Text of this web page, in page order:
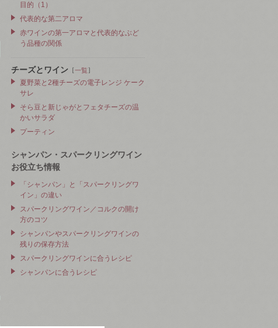
目的（1）
代表的な第二アロマ
赤ワインの第一アロマと代表的なぶど
う品種の関係
チーズとワイン ［一覧］
夏野菜と2種チーズの電子レンジ ケーク
サレ
そら豆と新じゃがとフェタチーズの温
かいサラダ
プーティン
シャンパン・スパークリングワイン
お役立ち情報
「シャンパン」と「スパークリングワ
イン」の違い
スパークリングワイン／コルクの開け
方のコツ
シャンパンやスパークリングワインの
残りの保存方法
スパークリングワインに合うレシピ
シャンパンに合うレシピ